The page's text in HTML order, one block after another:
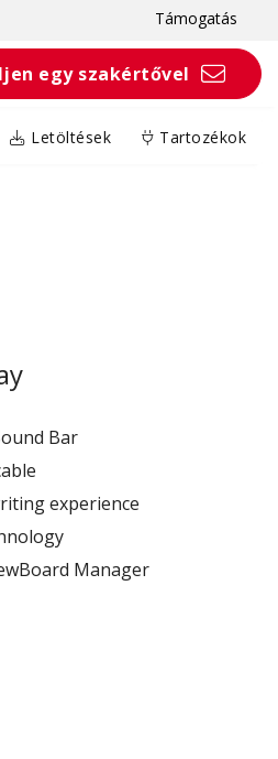
Támogatás
egy szakértővel
Letöltések Tartozékok
Bar
experience
Manager